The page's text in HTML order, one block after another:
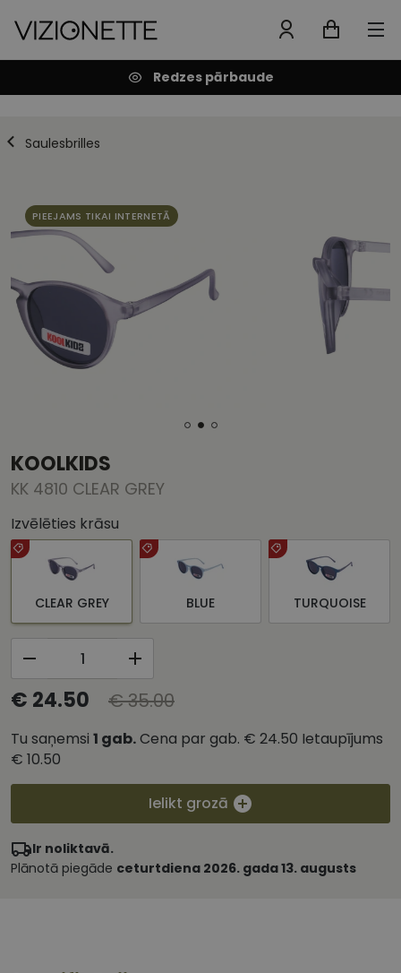
Redzes pārbaude
Saulesbrilles
PIEEJAMS TIKAI INTERNETĀ
KOOLKIDS
KK 4810 CLEAR GREY
Izvēlēties krāsu
CLEAR GREY BLUE TURQUOISE
€ 24.50 € 35.00
Tu saņemsi 1 gab.Cena par gab. € 24.50 Ietaupījums
€ 10.50
Ielikt grozā
Ir noliktavā.
Plānotā piegāde ceturtdiena 2026. gada 13. augusts